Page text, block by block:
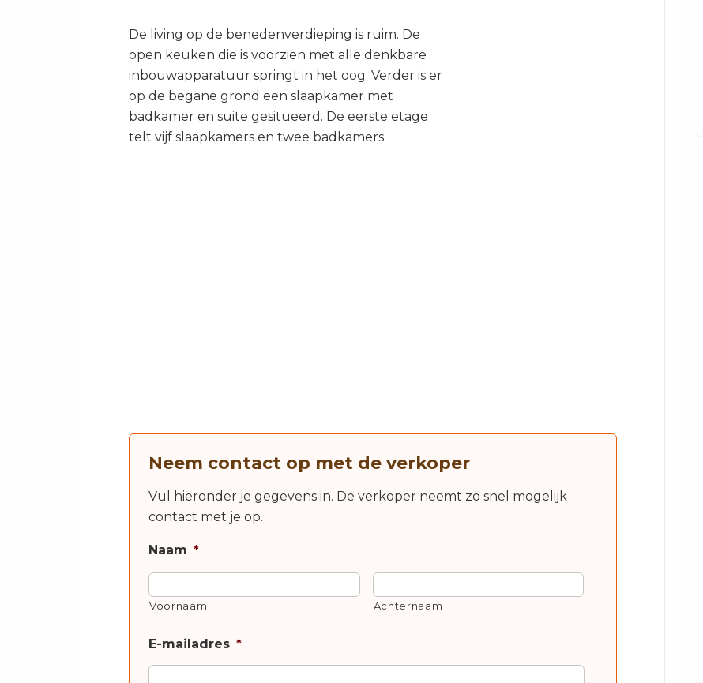
De living op de benedenverdieping is ruim. De
open keuken die is voorzien met alle denkbare
inbouwapparatuur springt in het oog. Verder is er
op de begane grond een slaapkamer met
badkamer en suite gesitueerd. De eerste etage
telt vijf slaapkamers en twee badkamers.
Neem contact op met de verkoper
Vul hieronder je gegevens in. De verkoper neemt zo snel mogelijk
contact met je op.
Naam *
Voornaam Achternaam
E-mailadres *